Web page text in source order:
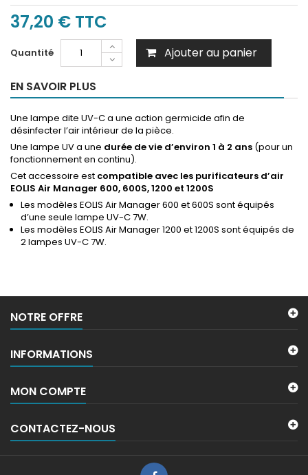
37,20 € TTC
Quantité Ajouter au panier
EN SAVOIR PLUS
Une lampe dite UV-C a une action germicide afin de
désinfecter l’air intérieur de la pièce.
Une lampe UV a une durée de vie d’environ 1 à 2 ans (pour un
fonctionnement en continu).
Cet accessoire est compatible avec les purificateurs d’air
EOLIS Air Manager 600, 600S, 1200 et 1200S
Les modèles EOLIS Air Manager 600 et 600S sont équipés
d’une seule lampe UV-C 7W.
Les modèles EOLIS Air Manager 1200 et 1200S sont équipés de
2 lampes UV-C 7W.
NOTRE OFFRE
INFORMATIONS
MON COMPTE
CONTACTEZ-NOUS